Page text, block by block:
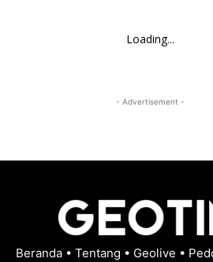
Loading...
- Advertisement -
Beranda • Tentang • Geolive •